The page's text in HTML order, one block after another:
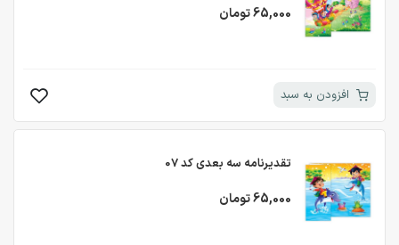
65,000 تومان
افزودن به سبد
تقدیرنامه سه بعدی کد 07
65,000 تومان